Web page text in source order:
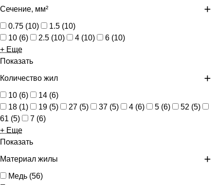
Сечение, мм²
0.75 (10) 1.5 (10)
10 (6) 2.5 (10) 4 (10) 6 (10)
+ Еще
Показать
Количество жил
10 (6) 14 (6)
18 (1) 19 (5) 27 (5) 37 (5) 4 (6) 5 (6) 52 (5)
61 (5) 7 (6)
+ Еще
Показать
Материал жилы
Медь (56)